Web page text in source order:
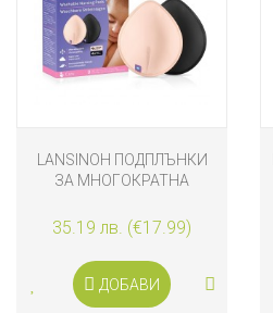
LANSINOH ПОДПЛЪНКИ
ЗА МНОГОКРАТНА
35.19 лв. (€17.99)
ДОБАВИ